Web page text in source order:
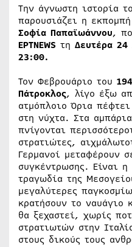
Την άγνωστη ιστορία
παρουσιάζει η εκπομπή
Σοφία Παπαϊωάννου,
ΕΡΤNEWS τη Δευτέρα 24
23:00.
Τον Φεβρουάριο του
Πάτροκλος, λίγο έξω
ατμόπλοιο Όρια
στη νύχτα. Στα
πνίγονται
στρατιώτες,
Γερμανοί μεταφέρουν
συγκέντρωσης. Είναι η
τραγωδία της
μεγαλύτερες
κρατήσουν το ναυάγιο
θα ξεχαστεί, χωρίς
στρατιωτών στην
στους δικούς τους